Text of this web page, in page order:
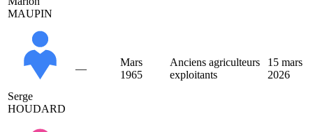
MAUPIN
Serge
HOUDARD
—
Mars
1965
Anciens agriculteurs
exploitants
15 mars
2026